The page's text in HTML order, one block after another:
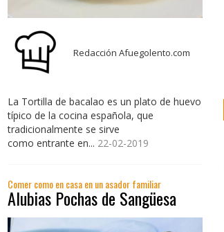
Redacción Afuegolento.com
La Tortilla de bacalao es un plato de huevo
típico de la cocina española, que
tradicionalmente se sirve
como entrante en... 22-02-2019
Comer como en casa en un asador familiar
Alubias Pochas de Sangüesa